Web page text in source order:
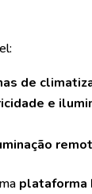
de
e
plataforma